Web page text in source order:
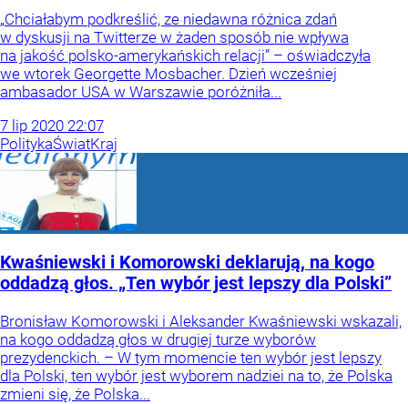
„Chciałabym podkreślić, ze niedawna różnica zdań
w dyskusji na Twitterze w żaden sposób nie wpływa
na jakość polsko-amerykańskich relacji” – oświadczyła
we wtorek Georgette Mosbacher. Dzień wcześniej
ambasador USA w Warszawie poróżniła...
7 lip 2020 22:07
PolitykaŚwiatKraj
Kwaśniewski i Komorowski deklarują, na kogo
oddadzą głos. „Ten wybór jest lepszy dla Polski”
Bronisław Komorowski i Aleksander Kwaśniewski wskazali,
na kogo oddadzą głos w drugiej turze wyborów
prezydenckich. – W tym momencie ten wybór jest lepszy
dla Polski, ten wybór jest wyborem nadziei na to, że Polska
zmieni się, że Polska...